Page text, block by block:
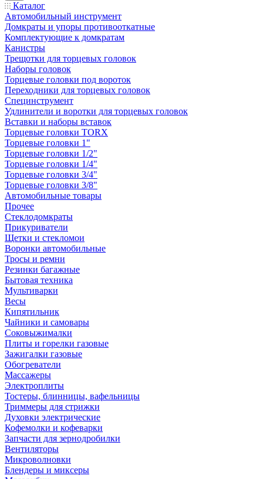
Каталог
Автомобильный инструмент
Домкраты и упоры противооткатные
Комплектующие к домкратам
Канистры
Трещотки для торцевых головок
Наборы головок
Торцевые головки под вороток
Переходники для торцевых головок
Специнструмент
Удлинители и воротки для торцевых головок
Вставки и наборы вставок
Торцевые головки TORX
Торцевые головки 1"
Торцевые головки 1/2"
Торцевые головки 1/4"
Торцевые головки 3/4"
Торцевые головки 3/8"
Автомобильные товары
Прочее
Стеклодомкраты
Прикуриватели
Щетки и стекломои
Воронки автомобильные
Тросы и ремни
Резинки багажные
Бытовая техника
Мультиварки
Весы
Кипятильник
Чайники и самовары
Соковыжималки
Плиты и горелки газовые
Зажигалки газовые
Обогреватели
Массажеры
Электроплиты
Тостеры, блинницы, вафельницы
Триммеры для стрижки
Духовки электрические
Кофемолки и кофеварки
Запчасти для зернодробилки
Вентиляторы
Микроволновки
Блендеры и миксеры